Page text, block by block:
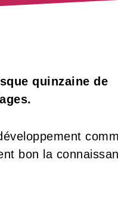
quinzaine de
bon la